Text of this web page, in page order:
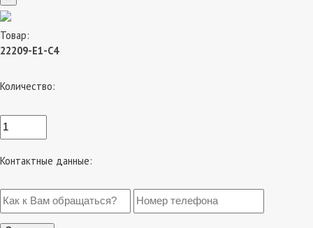
Товар:
22209-E1-C4
Количество:
Контактные данные: